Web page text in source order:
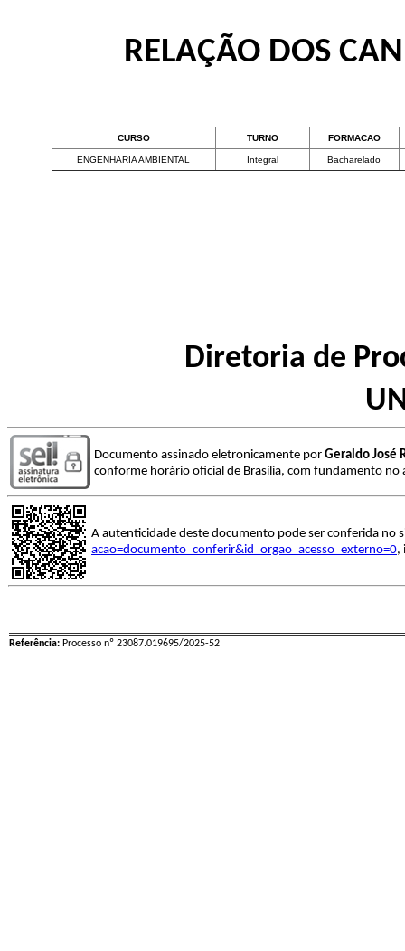
RELAÇÃO DOS
CURSO TURNO FORMACAO
ENGENHARIA AMBIENTAL Integral Bacharelado
Diretoria de
Documento assinado eletronicamente por Geraldo José
conforme horário oficial de Brasília, com fundamento no
A autenticidade deste documento pode ser conferida no
acao=documento_conferir&id_orgao_acesso_externo=0,
Referência: Processo nº 23087.019695/2025-52